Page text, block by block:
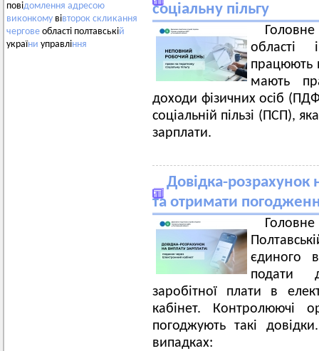
повідомлення адресою
виконкому вівторок скликання
чергове області полтавській
україни управління
соціальну пільгу
області
працюють
мають
доходи фізичних осіб
соціальній пільзі (ПСП),
зарплати.
Довідка-розрахунок
та отримати
єдиного
подати
заробітної плати в
кабінет. Контролюючі
погоджують такі
випадках: